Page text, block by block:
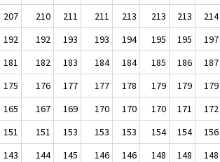
207 210 211 211 213 213 213 214
192 192 193 193 194 195 195 197
181 182 183 184 184 185 186 187
175 176 177 177 178 179 179 179
165 167 169 170 170 170 171 172
151 151 153 153 153 154 154 156
143 144 145 146 146 148 148 148